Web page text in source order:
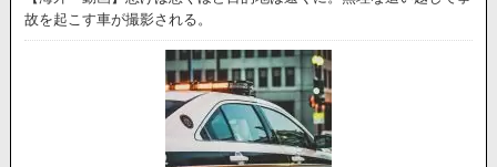
故を起こす車が撮影される。